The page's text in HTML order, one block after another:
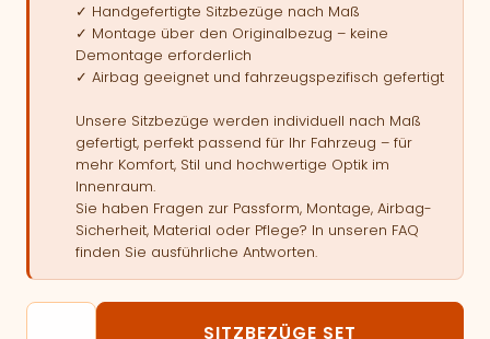
✓ Handgefertigte Sitzbezüge nach Maß
✓ Montage über den Originalbezug – keine
Demontage erforderlich
✓ Airbag geeignet und fahrzeugspezifisch gefertigt
Unsere Sitzbezüge werden individuell nach Maß
gefertigt, perfekt passend für Ihr Fahrzeug – für
mehr Komfort, Stil und hochwertige Optik im
Innenraum.
Sie haben Fragen zur Passform, Montage, Airbag-
Sicherheit, Material oder Pflege? In unseren FAQ
finden Sie ausführliche Antworten.
Autositzbezüge passend für PEUGEOT Traveller - 8
SITZBEZÜGE SET